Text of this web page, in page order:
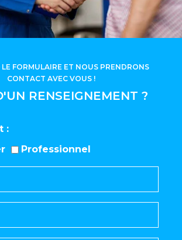
RENSEIGNEMENT ?
LE FORMULAIRE ET NOUS PRENDRONS
CONTACT AVEC VOUS !
Professionnel